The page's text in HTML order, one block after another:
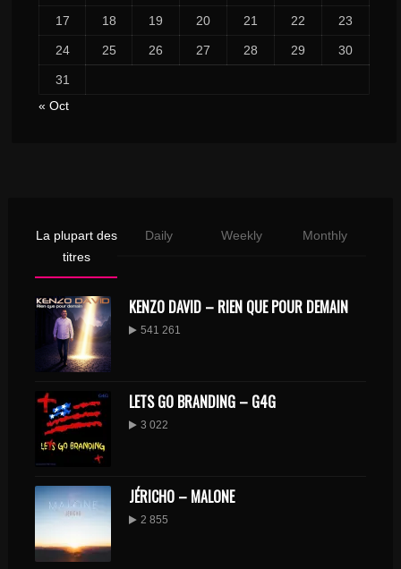
17 18 19 20 21 22 23
24 25 26 27 28 29 30
31
« Oct
La plupart des
titres
Daily Weekly Monthly
KENZO DAVID – RIEN QUE POUR DEMAIN
541 261
LETS GO BRANDING – G4G
3 022
JÉRICHO – MALONE
2 855